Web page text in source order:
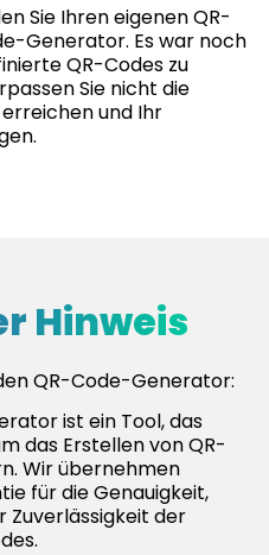
Sie Ihren eigenen QR-
Generator. Es war noch
QR-Codes zu
Sie nicht die
und Ihr
Hinweis
QR-Code-Generator:
ist ein Tool, das
das Erstellen von QR-
Wir übernehmen
für die Genauigkeit,
Zuverlässigkeit der